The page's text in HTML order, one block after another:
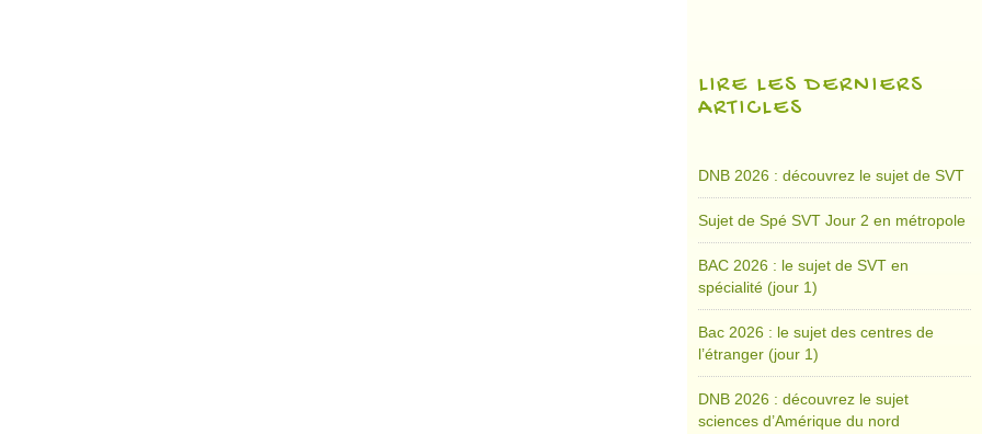
LIRE LES DERNIERS
ARTICLES
DNB 2026 : découvrez le sujet de SVT
Sujet de Spé SVT Jour 2 en métropole
BAC 2026 : le sujet de SVT en
spécialité (jour 1)
Bac 2026 : le sujet des centres de
l’étranger (jour 1)
DNB 2026 : découvrez le sujet
sciences d’Amérique du nord